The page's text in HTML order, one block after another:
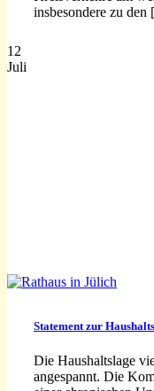
insbesondere zu den
12
Juli
Statement zur
Die Haushaltslage
angespannt. Die